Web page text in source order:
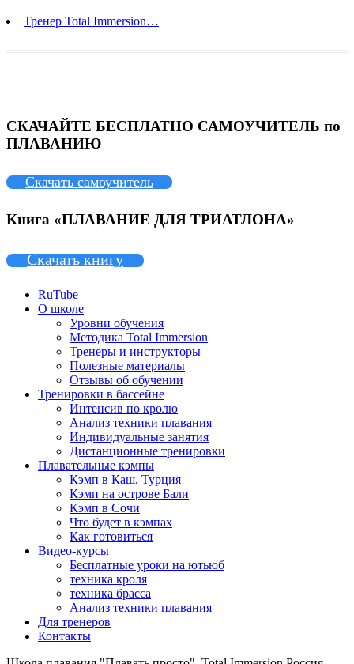
Тренер Total Immersion…
СКАЧАЙТЕ БЕСПЛАТНО САМОУЧИТЕЛЬ по
ПЛАВАНИЮ
Скачать самоучитель
Книга «ПЛАВАНИЕ ДЛЯ ТРИАТЛОНА»
Скачать книгу
RuTube
О школе
Уровни обучения
Методика Total Immersion
Тренеры и инструкторы
Полезные материалы
Отзывы об обучении
Тренировки в бассейне
Интенсив по кролю
Анализ техники плавания
Индивидуальные занятия
Дистанционные тренировки
Плавательные кэмпы
Кэмп в Каш, Турция
Кэмп на острове Бали
Кэмп в Сочи
Что будет в кэмпах
Как готовиться
Видео-курсы
Бесплатные уроки на ютьюб
техника кроля
техника брасса
Анализ техники плавания
Для тренеров
Контакты